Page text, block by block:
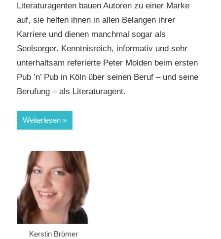
Literaturagenten bauen Autoren zu einer Marke
auf, sie helfen ihnen in allen Belangen ihrer
Karriere und dienen manchmal sogar als
Seelsorger. Kenntnisreich, informativ und sehr
unterhaltsam referierte Peter Molden beim ersten
Pub ’n’ Pub in Köln über seinen Beruf – und seine
Berufung – als Literaturagent.
Weiterlesen
Kerstin Brömer